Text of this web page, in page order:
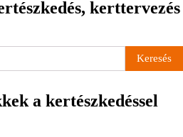
kerttervezés
a kertészkedéssel